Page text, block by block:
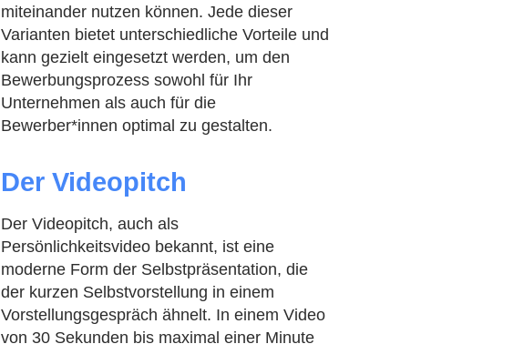
miteinander nutzen können. Jede dieser
Varianten bietet unterschiedliche Vorteile und
kann gezielt eingesetzt werden, um den
Bewerbungsprozess sowohl für Ihr
Unternehmen als auch für die
Bewerber*innen optimal zu gestalten.
Der Videopitch
Der Videopitch, auch als
Persönlichkeitsvideo bekannt, ist eine
moderne Form der Selbstpräsentation, die
der kurzen Selbstvorstellung in einem
Vorstellungsgespräch ähnelt. In einem Video
von 30 Sekunden bis maximal einer Minute